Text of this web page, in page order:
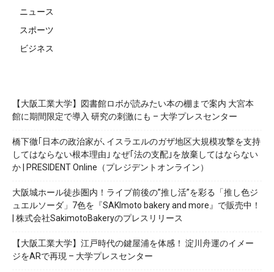
ニュース
スポーツ
ビジネス
【大阪工業大学】図書館ロボが読みたい本の棚まで案内 大宮本
館に期間限定で導入 研究の刺激にも – 大学プレスセンター
橋下徹｢日本の政治家が､イスラエルのガザ地区大規模攻撃を支持
してはならない根本理由｣ なぜ｢法の支配｣を放棄してはならない
か | PRESIDENT Online（プレジデントオンライン）
大阪城ホール徒歩圏内！ライブ前後の”推し活”を彩る「推し色ジ
ュエルソーダ」7色を『SAKImoto bakery and more』で販売中！
| 株式会社SakimotoBakeryのプレスリリース
【大阪工業大学】江戸時代の鍵屋浦を体感！ 淀川舟運のイメー
ジをARで再現 – 大学プレスセンター